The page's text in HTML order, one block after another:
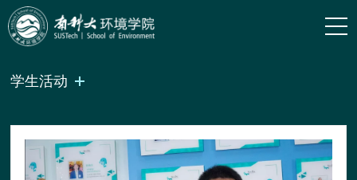
学生活动